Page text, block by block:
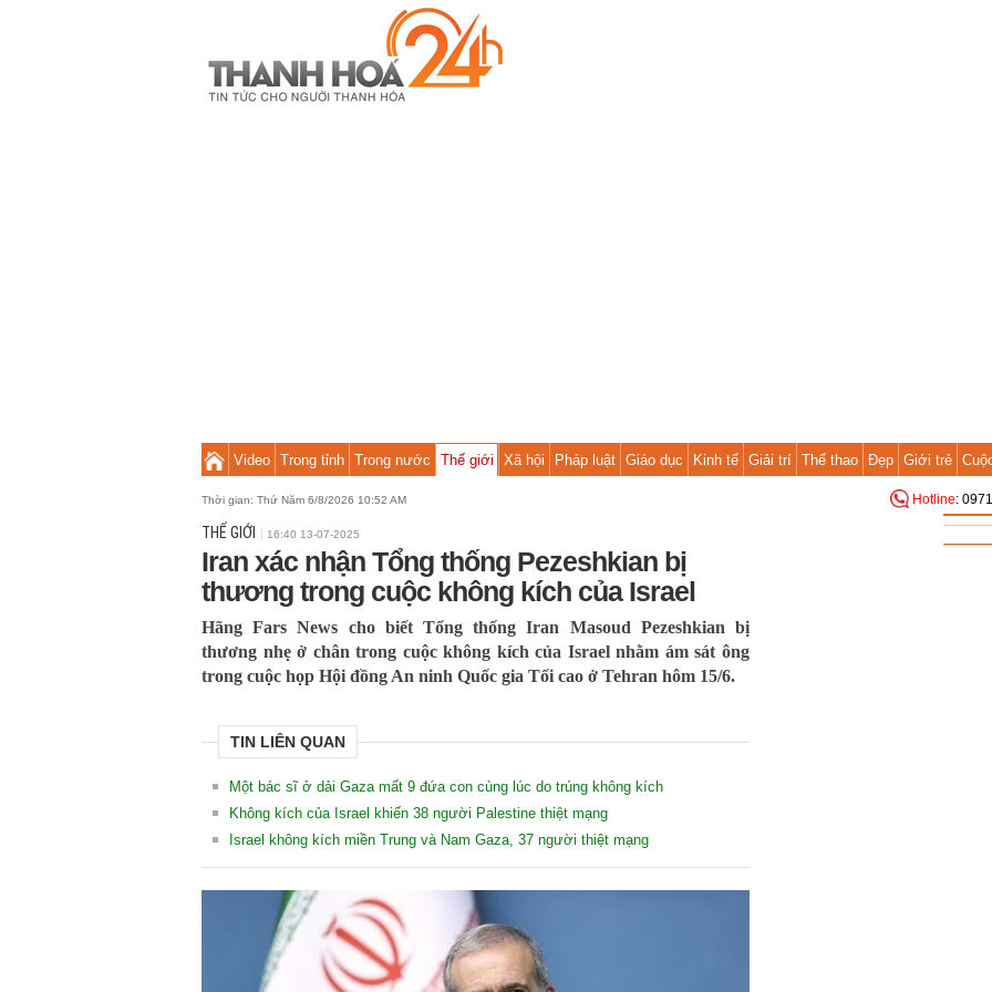
Video Trong tỉnh Trong nước Thế giới Xã hội Pháp luật Giáo dục Kinh tế Giải trí Thể thao Đẹp Giới trẻ
Thời gian: Thứ Năm 6/8/2026 10:52 AM Hotline:
THẾ GIỚI 16:40 13-07-2025
Iran xác nhận Tổng thống Pezeshkian bị
thương trong cuộc không kích của Israel
Hãng Fars News cho biết Tổng thống Iran Masoud Pezeshkian bị
thương nhẹ ở chân trong cuộc không kích của Israel nhằm ám sát ông
trong cuộc họp Hội đồng An ninh Quốc gia Tối cao ở Tehran hôm 15/6.
TIN LIÊN QUAN
Một bác sĩ ở dải Gaza mất 9 đứa con cùng lúc do trúng không kích
Không kích của Israel khiến 38 người Palestine thiệt mạng
Israel không kích miền Trung và Nam Gaza, 37 người thiệt mạng